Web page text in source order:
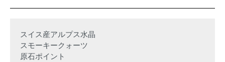
スイス産アルプス水晶
スモーキークォーツ
原石ポイント